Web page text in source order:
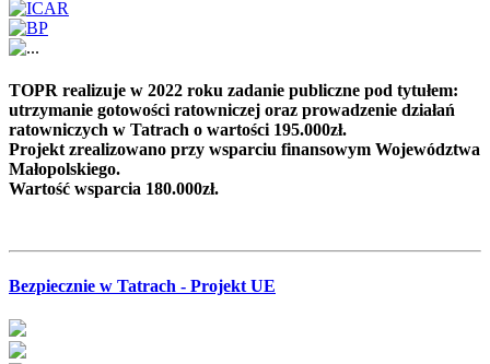
TOPR realizuje w 2022 roku zadanie publiczne pod tytułem:
utrzymanie gotowości ratowniczej oraz prowadzenie działań
ratowniczych w Tatrach o wartości 195.000zł.
Projekt zrealizowano przy wsparciu finansowym Województwa
Małopolskiego.
Wartość wsparcia 180.000zł.
Bezpiecznie w Tatrach - Projekt UE